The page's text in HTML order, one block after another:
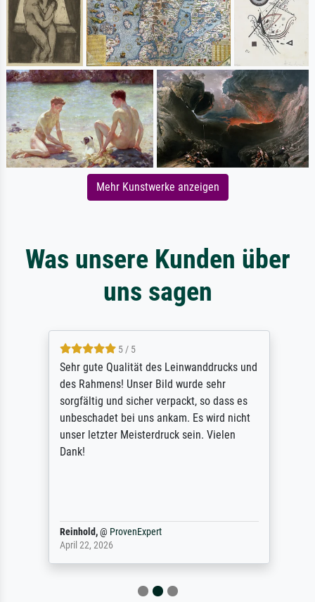
Mehr Kunstwerke anzeigen
Was unsere Kunden über
uns sagen
5 / 5
Sehr gute Qualität des Leinwanddrucks und
des Rahmens! Unser Bild wurde sehr
sorgfältig und sicher verpackt, so dass es
unbeschadet bei uns ankam. Es wird nicht
unser letzter Meisterdruck sein. Vielen
Dank!
Reinhold,@ ProvenExpert
April 22, 2026